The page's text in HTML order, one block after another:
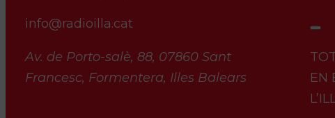
info@radioilla.cat
Av. de Porto-salè, 88, 07860 Sant
Francesc, Formentera, Illes Balears
EN